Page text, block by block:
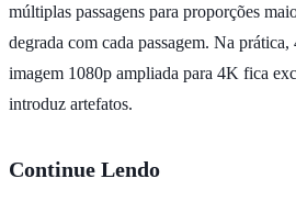
múltiplas passagens para proporções
degrada com cada passagem. Na
imagem 1080p ampliada para 4K fica
introduz artefatos.
Continue Lendo